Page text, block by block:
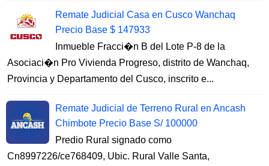
Remate Judicial Casa en Cusco Wanchaq
Precio Base $ 147933
Inmueble Fracci�n B del Lote P-8 de la
Asociaci�n Pro Vivienda Progreso, distrito de Wanchaq,
Provincia y Departamento del Cusco, inscrito e...
Remate Judicial de Terreno Rural en Ancash
Chimbote Precio Base S/ 100000
Predio Rural signado como
Cn8997226/ce768409, Ubic. Rural Valle Santa,